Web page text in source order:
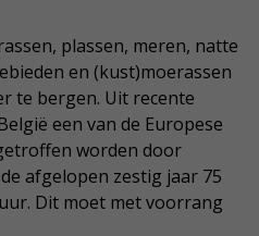
plassen, meren, natte
en (kust)moerassen
te bergen. Uit recente
een van de Europese
worden door
afgelopen zestig jaar 75
Dit moet met voorrang